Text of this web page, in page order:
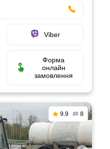
Viber
Форма
онлайн
замовлення
9.9 8